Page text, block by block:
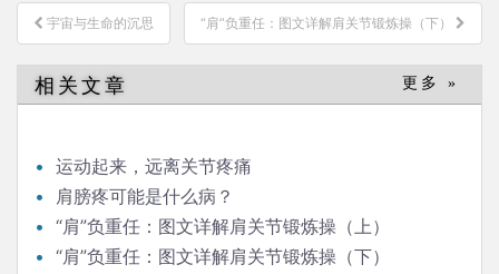
文
章
导
航
宇宙与生命的沉思 “肩”负重任：图文详解肩关节锻炼操（下）
相关文章 更多 »
运动起来，远离关节疼痛
肩膀疼可能是什么病？
“肩”负重任：图文详解肩关节锻炼操（上）
“肩”负重任：图文详解肩关节锻炼操（下）